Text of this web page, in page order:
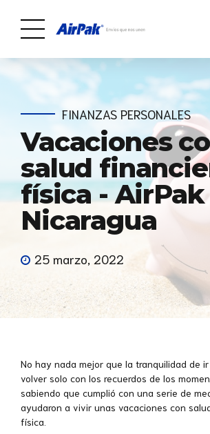
FINANZAS PERSONALES
Vacaciones
salud
física - AirPak
Nicaragua
25 marzo, 2022
No hay nada mejor que la tranquilidad de
volver solo con los recuerdos de los
sabiendo que cumplió con una serie de
ayudaron a vivir unas vacaciones con
física.